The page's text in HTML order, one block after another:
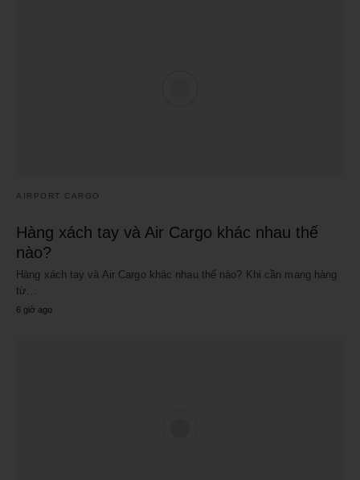
AIRPORT CARGO
Hàng xách tay và Air Cargo khác nhau thế
nào?
Hàng xách tay và Air Cargo khác nhau thế nào? Khi cần mang hàng
từ…
6 giờ ago